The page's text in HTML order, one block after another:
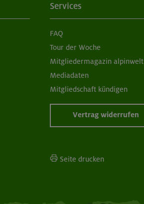
Services
FAQ
Tour der Woche
Mitgliedermagazin alpinwelt
Mediadaten
Mitgliedschaft kündigen
Vertrag widerrufen
Seite drucken